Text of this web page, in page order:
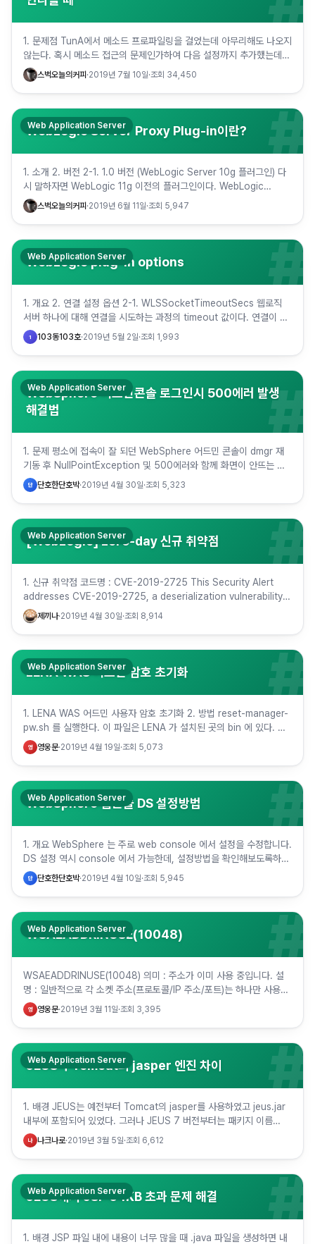
1. 문제점 TunA에서 메소드 프로파일링을 걸었는데 아무리해도 나오지
않는다. 혹시 메소드 접근의 문제인가하여 다음 설정까지 추가했는데
안된다. hook_method_access_private_e…
스벅오늘의커피·2019년 7월 10일·조회 34,450
WebLogic Server Proxy Plug-in이란? #
Web Application Server
1. 소개 2. 버전 2-1. 1.0 버전 (WebLogic Server 10g 플러그인) 다
시 말하자면 WebLogic 11g 이전의 플러그인이다. WebLogic
10.3.x 버전까지는 포함되어…
스벅오늘의커피·2019년 6월 11일·조회 5,947
WebLogic plug-in options #
Web Application Server
1. 개요 2. 연결 설정 옵션 2-1. WLSSocketTimeoutSecs 웹로직
서버 하나에 대해 연결을 시도하는 과정의 timeout 값이다. 연결이 실
패하면 다시 연결을 시도하게 되는데 이…
1 103동103호·2019년 5월 2일·조회 1,993
WebSphere 어드민콘솔 로그인시 500에러 발생
해결법
#
Web Application Server
1. 문제 평소에 접속이 잘 되던 WebSphere 어드민 콘솔이 dmgr 재
기동 후 NullPointException 및 500에러와 함께 화면이 안뜨는 문
제가 발생. 검색결과 패치를 하라는 ib…
단 단호한단호박·2019년 4월 30일·조회 5,323
[WebLogic] zero-day 신규 취약점 #
Web Application Server
1. 신규 취약점 코드명 : CVE-2019-2725 This Security Alert
addresses CVE-2019-2725, a deserialization vulnerability
in …제끼나·2019년 4월 30일·조회 8,914
LENA WAS 어드민 암호 초기화 #
Web Application Server
1. LENA WAS 어드민 사용자 암호 초기화 2. 방법 reset-manager-
pw.sh 를 실행한다. 이 파일은 LENA 가 설치된 곳의 bin 에 있다. 아
래는 사용자 이름이 adminis…
영 영웅문·2019년 4월 19일·조회 5,073
WebSphere 웹콘솔 DS 설정방법 #
Web Application Server
1. 개요 WebSphere 는 주로 web console 에서 설정을 수정합니다.
DS 설정 역시 console 에서 가능한데, 설정방법을 확인해보도록하겠
습니다. 6.1 8.5버전의 설정방법은 동…
단 단호한단호박·2019년 4월 10일·조회 5,945
WSAEADDRINUSE(10048) #
Web Application Server
WSAEADDRINUSE(10048) 의미 : 주소가 이미 사용 중입니다. 설
명 : 일반적으로 각 소켓 주소(프로토콜/IP 주소/포트)는 하나만 사용할
수 있습니다. 프로그램이 기존 소켓, 올바르게…
영 영웅문·2019년 3월 11일·조회 3,395
JEUS와 Tomcat의 jasper 엔진 차이 #
Web Application Server
1. 배경 JEUS는 예전부터 Tomcat의 jasper를 사용하였고 jeus.jar
내부에 포함되어 있었다. 그러나 JEUS 7 버전부터는 패키지 이름
(org.apache.jasper) 변경없이…
나 나크나로·2019년 3월 5일·조회 6,612
JEUS에서 JSP 64KB 초과 문제 해결 #
Web Application Server
1. 배경 JSP 파일 내에 내용이 너무 많을 때 .java 파일을 생성하면 내